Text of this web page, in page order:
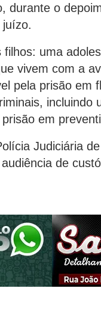
durante o
uma
vivem com a
pela prisão em
incluindo
em
Judiciária
de